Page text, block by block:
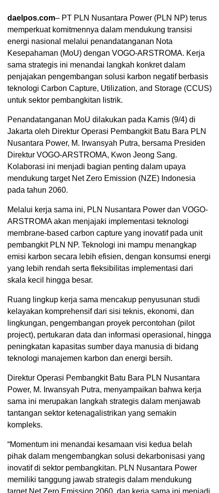
daelpos.com– PT PLN Nusantara Power (PLN NP) terus
memperkuat komitmennya dalam mendukung transisi
energi nasional melalui penandatanganan Nota
Kesepahaman (MoU) dengan VOGO-ARSTROMA. Kerja
sama strategis ini menandai langkah konkret dalam
penjajakan pengembangan solusi karbon negatif berbasis
teknologi Carbon Capture, Utilization, and Storage (CCUS)
untuk sektor pembangkitan listrik.
Penandatanganan MoU dilakukan pada Kamis (9/4) di
Jakarta oleh Direktur Operasi Pembangkit Batu Bara PLN
Nusantara Power, M. Irwansyah Putra, bersama Presiden
Direktur VOGO-ARSTROMA, Kwon Jeong Sang.
Kolaborasi ini menjadi bagian penting dalam upaya
mendukung target Net Zero Emission (NZE) Indonesia
pada tahun 2060.
Melalui kerja sama ini, PLN Nusantara Power dan VOGO-
ARSTROMA akan menjajaki implementasi teknologi
membrane-based carbon capture yang inovatif pada unit
pembangkit PLN NP. Teknologi ini mampu menangkap
emisi karbon secara lebih efisien, dengan konsumsi energi
yang lebih rendah serta fleksibilitas implementasi dari
skala kecil hingga besar.
Ruang lingkup kerja sama mencakup penyusunan studi
kelayakan komprehensif dari sisi teknis, ekonomi, dan
lingkungan, pengembangan proyek percontohan (pilot
project), pertukaran data dan informasi operasional, hingga
peningkatan kapasitas sumber daya manusia di bidang
teknologi manajemen karbon dan energi bersih.
Direktur Operasi Pembangkit Batu Bara PLN Nusantara
Power, M. Irwansyah Putra, menyampaikan bahwa kerja
sama ini merupakan langkah strategis dalam menjawab
tantangan sektor ketenagalistrikan yang semakin
kompleks.
“Momentum ini menandai kesamaan visi kedua belah
pihak dalam mengembangkan solusi dekarbonisasi yang
inovatif di sektor pembangkitan. PLN Nusantara Power
memiliki tanggung jawab strategis dalam mendukung